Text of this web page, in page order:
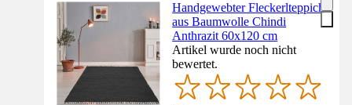
Handgewebter Fleckerlteppich
aus Baumwolle Chindi
Anthrazit 60x120 cm
Artikel wurde noch nicht
bewertet.